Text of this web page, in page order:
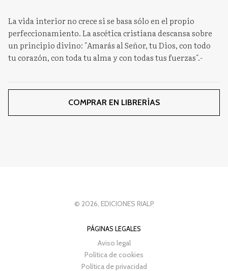
La vida interior no crece si se basa sólo en el propio
perfeccionamiento. La ascética cristiana descansa sobre
un principio divino: "Amarás al Señor, tu Dios, con todo
tu corazón, con toda tu alma y con todas tus fuerzas".-
COMPRAR EN LIBRERÍAS
© 2026, EDICIONES RIALP
PÁGINAS LEGALES
Aviso legal
Política de cookies
Política de privacidad